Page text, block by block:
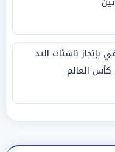
ناشئات اليد
العالم